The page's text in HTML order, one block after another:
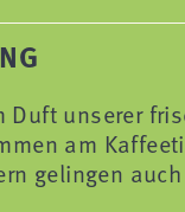
Duft unserer
am
gelingen